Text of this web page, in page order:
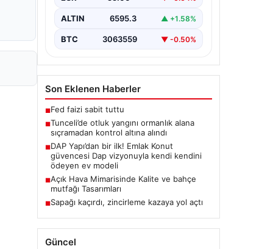
Karyemez köyleri arasında bulunan
belirlenemeyen bir nedenle…
ALTIN 6595.3 ▲ +1.58%
BTC 3063559 ▼ -0.50%
Son Eklenen Haberler
■Fed faizi sabit tuttu
■Tunceli’de otluk yangını ormanlık alana
sıçramadan kontrol altına alındı
■DAP Yapı’dan bir ilk! Emlak Konut
güvencesi Dap vizyonuyla kendi kendini
ödeyen ev modeli
■Açık Hava Mimarisinde Kalite ve bahçe
mutfağı Tasarımları
■Sapağı kaçırdı, zincirleme kazaya yol açtı
Güncel